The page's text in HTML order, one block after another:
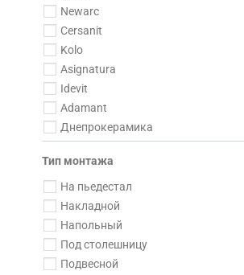
Newarc
Cersanit
Kolo
Asignatura
Idevit
Adamant
Днепрокерамика
Тип монтажа
На пьедестал
Накладной
Напольный
Под столешницу
Подвесной